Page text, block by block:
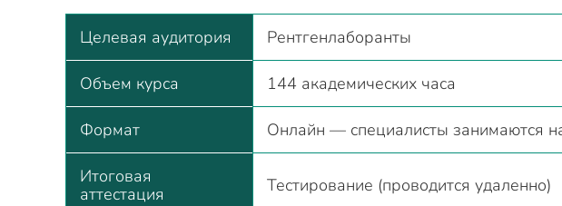
Целевая аудитория Рентгенлаборанты
Объем курса 144 академических часа
Формат Онлайн — специалисты занимаются на
Итоговая
аттестация
Тестирование (проводится удаленно)